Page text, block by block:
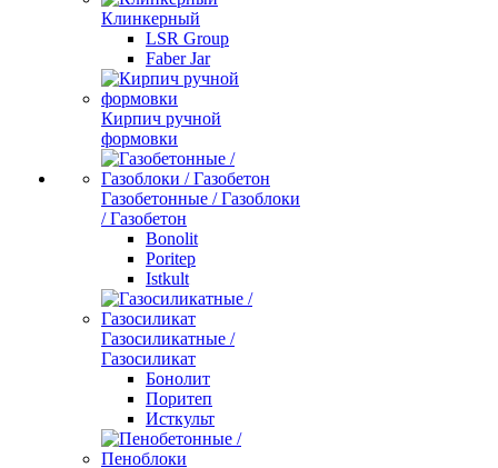
Клинкерный
LSR Group
Faber Jar
Кирпич ручной
формовки
Газобетонные / Газоблоки
/ Газобетон
Bonolit
Poritep
Istkult
Газосиликатные /
Газосиликат
Бонолит
Поритеп
Исткульт